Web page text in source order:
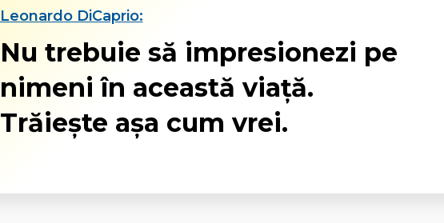
Leonardo DiCaprio:
Nu trebuie să impresionezi pe
nimeni în această viaţă.
Trăieşte aşa cum vrei.